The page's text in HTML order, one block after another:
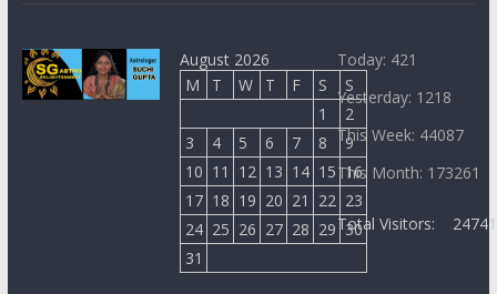
August 2026
M
T W T F S
S
1
2
3
4 5 6 7 8
9
10 11 12 13 14 15 16
17 18 19 20 21 22 23
24 25 26 27 28 29 30
31
Today: 421
Yesterday: 1218
This Week: 44087
This Month: 173261
Total Visitors: